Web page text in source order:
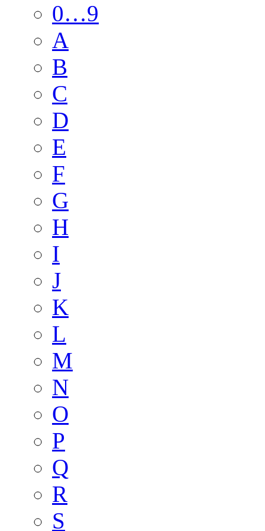
0…9
A
B
C
D
E
F
G
H
I
J
K
L
M
N
O
P
Q
R
S